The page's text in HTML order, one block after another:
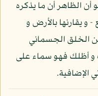
الظاهر أن ما يذكره
يقارنها بالأرض و
الخلق الجسماني
و أظلك فهو سماء على
الإضافية.